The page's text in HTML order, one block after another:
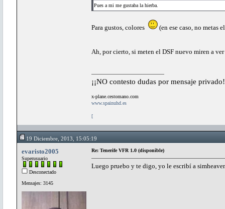
Pues a mi me gustaba la hierba.
Para gustos, colores (en ese caso, no metas
Ah, por cierto, si meten el DSF nuevo miren a
¡¡NO contesto dudas por mensaje
x-plane.cestomano.com
www.spainuhd.es
[
19 Diciembre, 2013, 15:05:19
evaristo2005
Superusuario
Desconectado
Mensajes: 3145
Re: Tenerife VFR 1.0 (disponible)
Luego pruebo y te digo, yo le escribí a